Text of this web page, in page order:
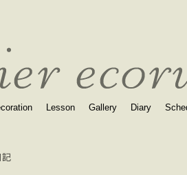
Lesson Gallery Diary